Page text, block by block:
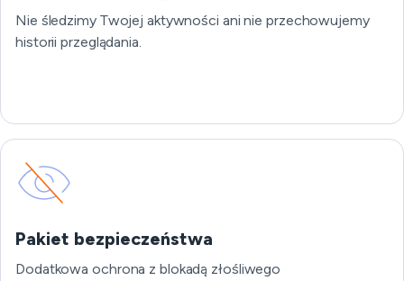
Nie śledzimy Twojej aktywności ani nie przechowujemy
historii przeglądania.
Pakiet bezpieczeństwa
Dodatkowa ochrona z blokadą złośliwego